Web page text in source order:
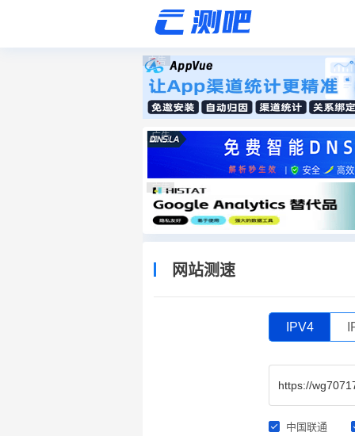
广告
广告
广告
网站测速
IPV4
中国联通